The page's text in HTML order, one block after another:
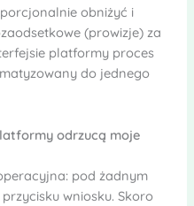
obniżyć i
(prowizje) za
platformy proces
do jednego
odrzucą moje
pod żadnym
wniosku. Skoro